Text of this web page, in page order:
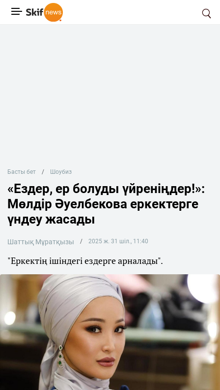
Басты бет Шоубиз
«Ездер, ер болуды үйреніңдер!»:
Мөлдір Әуелбекова еркектерге
үндеу жасады
Шаттық Мұратқызы 2025 ж. 31 шіл., 11:40
"Еркектің ішіндегі ездерге арналады".